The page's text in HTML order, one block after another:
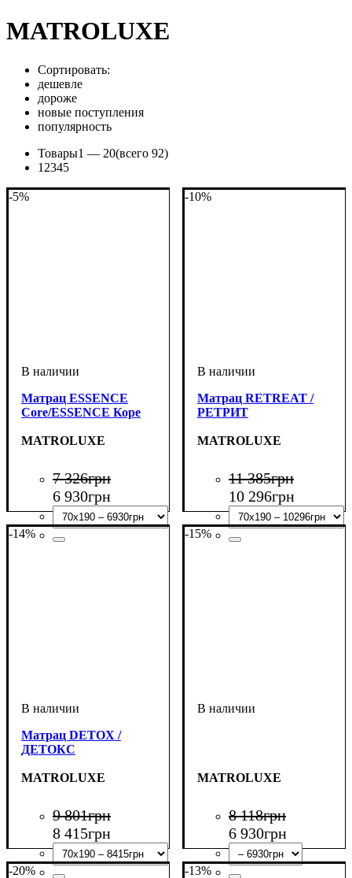
MATROLUXE
Сортировать:
дешевле
дороже
новые поступления
популярность
Товары1 — 20(всего 92)
1 2345
-5%
Матрац ESSENCE
Core/ESSENCE Коре
MATROLUXE
7 326грн
6 930грн
-10%
Матрац RETREAT /
РЕТРИТ
MATROLUXE
11 385грн
10 296грн
-14%
Матрац DETOX /
ДЕТОКС
MATROLUXE
9 801грн
8 415грн
-15%
MATROLUXE
8 118грн
6 930грн
-20% -13%